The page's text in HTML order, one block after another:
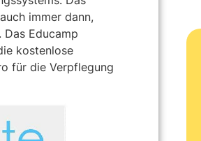
immer dann,
Educamp
kostenlose
für die Verpflegung